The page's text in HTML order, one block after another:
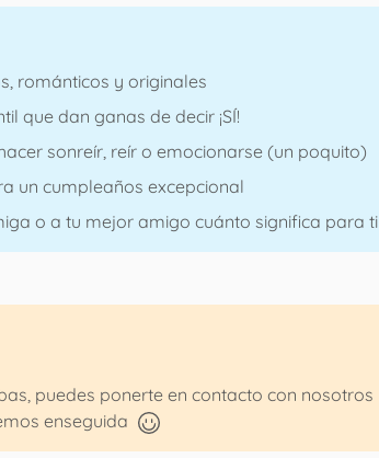
románticos y originales
que dan ganas de decir ¡SÍ!
sonreír, reír o emocionarse (un poquito)
un cumpleaños excepcional
o a tu mejor amigo cuánto significa para ti
puedes ponerte en contacto con
enseguida